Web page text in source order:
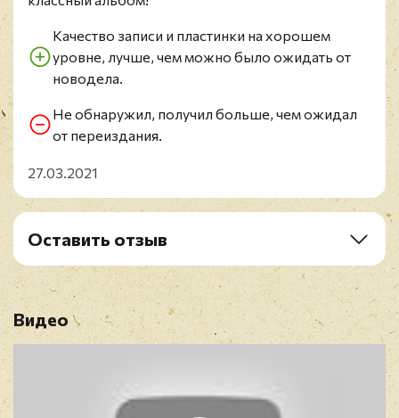
B3. The Loop
B4. Walkin' Wounded
B5. Slumming Angel
Качество записи и пластинки на хорошем
уровне, лучше, чем можно было ожидать от
новодела.
Не обнаружил, получил больше, чем ожидал
от переиздания.
27.03.2021
Оставить отзыв
Имя*
Видео